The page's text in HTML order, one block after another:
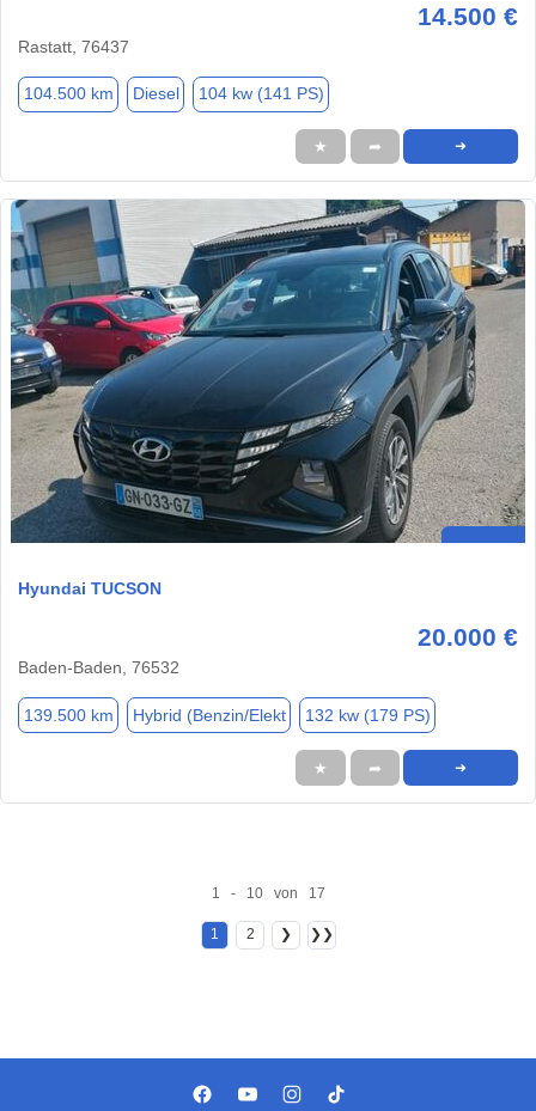
14.500 €
Rastatt, 76437
104.500 km Diesel 104 kw (141 PS)
★ ➦ ➜
Hyundai TUCSON
20.000 €
Baden-Baden, 76532
139.500 km Hybrid (Benzin/Elekt 132 kw (179 PS)
★ ➦ ➜
1 - 10 von 17
1 2 ❯ ❯❯